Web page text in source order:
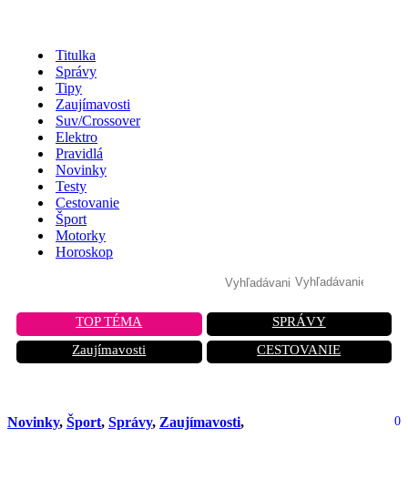
Titulka
Správy
Tipy
Zaujímavosti
Suv/Crossover
Elektro
Pravidlá
Novinky
Testy
Cestovanie
Šport
Motorky
Horoskop
TOP TÉMA
SPRÁVY
Zaujímavosti
CESTOVANIE
Novinky, Šport, Správy, Zaujímavosti, 0